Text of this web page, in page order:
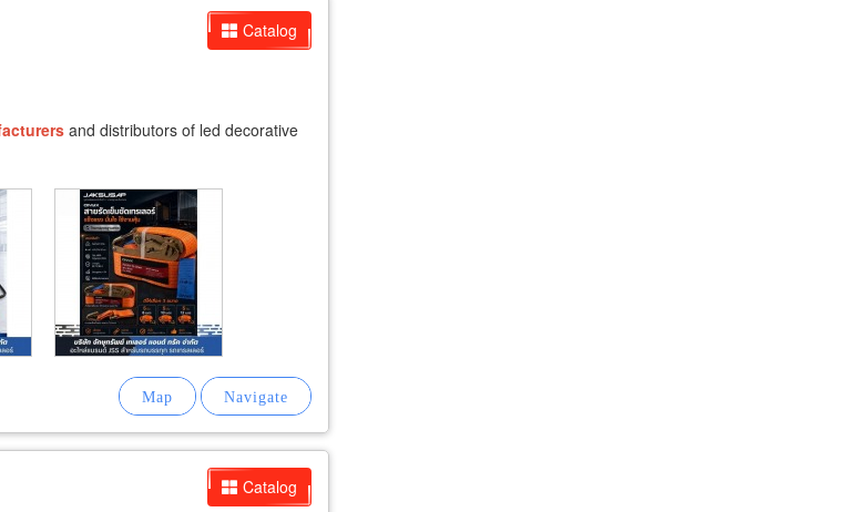
Catalog
and distributors of led decorative
Catalog